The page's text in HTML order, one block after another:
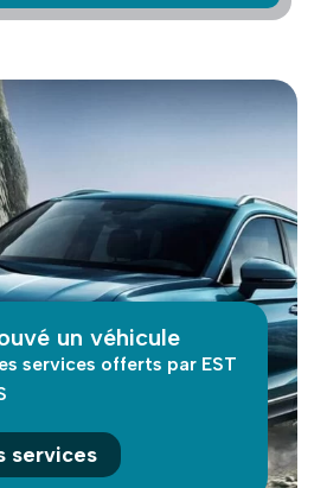
un véhicule
services offerts par EST
services